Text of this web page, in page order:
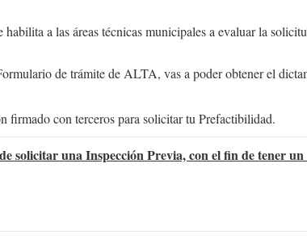
habilita a las áreas técnicas municipales a evaluar la
de trámite de ALTA, vas a poder obtener el
firmado con terceros para solicitar tu Prefactibilidad.
una Inspección Previa, con el fin de tener un